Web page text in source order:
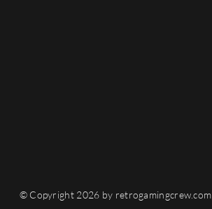
© Copyright 2026 by retrogamingcrew.com